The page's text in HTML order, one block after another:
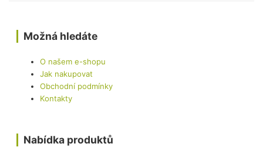
Možná hledáte
O našem e-shopu
Jak nakupovat
Obchodní podmínky
Kontakty
Nabídka produktů